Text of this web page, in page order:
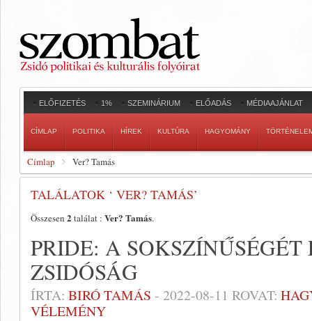
ELŐFIZETÉS 1% SZEMINÁRIUM ELŐADÁS MÉDIAAJÁNLAT
CÍMLAP POLITIKA HÍREK KULTÚRA HAGYOMÁNY
Címlap Ver? Tamás
TALÁLATOK ‘ VER? TAMÁS’
Összesen 2 találat : Ver? Tamás.
PRIDE: A
ZSIDÓSÁG
ÍRTA: BIRÓ TAMÁS - 2022-08-11 ROVAT:
VÉLEMÉNY